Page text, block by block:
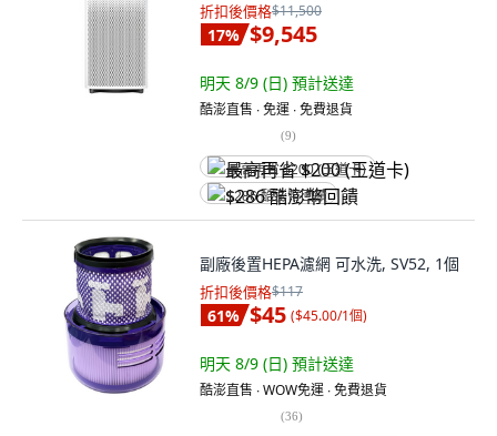
折扣後價格$11,500
17% $9,545
明天 8/9 (日) 預計送達
酷澎直售 ∙ 免運 ∙ 免費退貨
(9)
最高再省 $200 (王道卡)
$286 酷澎幣回饋
副廠後置HEPA濾網 可水洗, SV52, 1個
折扣後價格$117
61% $45 ($45.00/1個)
明天 8/9 (日) 預計送達
酷澎直售 ∙ WOW免運 ∙ 免費退貨
(36)